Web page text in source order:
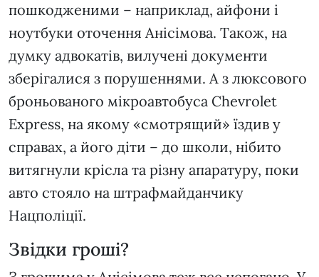
пошкодженими – наприклад, айфони і
ноутбуки оточення Анісімова. Також, на
думку адвокатів, вилучені документи
зберігалися з порушеннями. А з люксового
броньованого мікроавтобуса Chevrolet
Express, на якому «смотрящий» їздив у
справах, а його діти – до школи, нібито
витягнули крісла та різну апаратуру, поки
авто стояло на штрафмайданчику
Нацполіції.
Звідки гроші?